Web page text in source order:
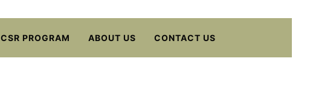
CSR PROGRAM ABOUT US CONTACT US